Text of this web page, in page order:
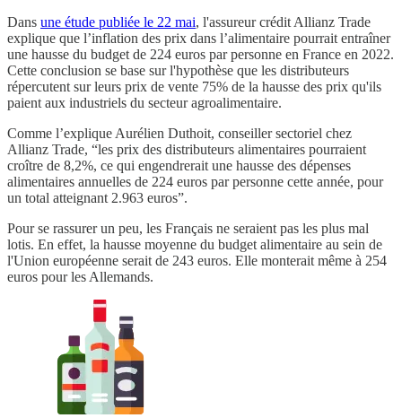
Dans une étude publiée le 22 mai, l'assureur crédit Allianz Trade
explique que l’inflation des prix dans l’alimentaire pourrait entraîner
une hausse du budget de 224 euros par personne en France en 2022.
Cette conclusion se base sur l'hypothèse que les distributeurs
répercutent sur leurs prix de vente 75% de la hausse des prix qu'ils
paient aux industriels du secteur agroalimentaire.
Comme l’explique Aurélien Duthoit, conseiller sectoriel chez
Allianz Trade, “les prix des distributeurs alimentaires pourraient
croître de 8,2%, ce qui engendrerait une hausse des dépenses
alimentaires annuelles de 224 euros par personne cette année, pour
un total atteignant 2.963 euros”.
Pour se rassurer un peu, les Français ne seraient pas les plus mal
lotis. En effet, la hausse moyenne du budget alimentaire au sein de
l'Union européenne serait de 243 euros. Elle monterait même à 254
euros pour les Allemands.